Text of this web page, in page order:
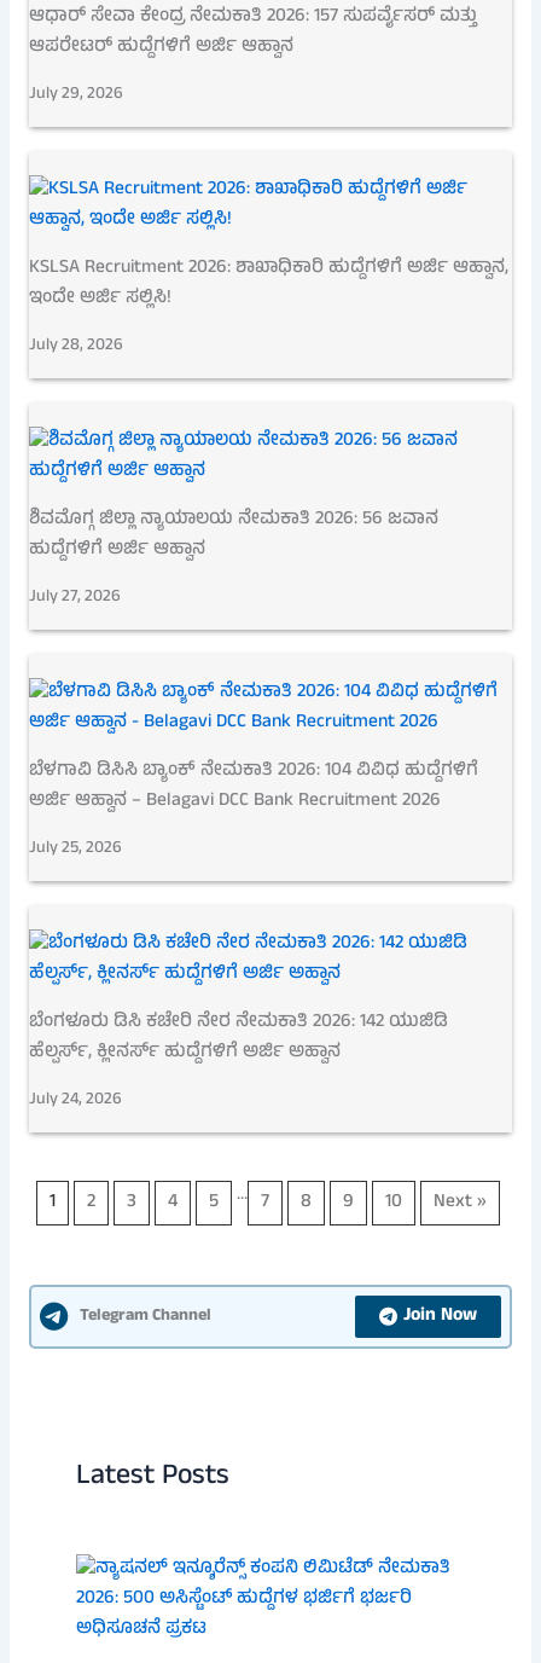
ಆಧಾರ್ ಸೇವಾ ಕೇಂದ್ರ ನೇಮಕಾತಿ 2026: 157 ಸುಪರ್ವೈಸರ್ ಮತ್ತು
ಆಪರೇಟರ್ ಹುದ್ದೆಗಳಿಗೆ ಅರ್ಜಿ ಆಹ್ವಾನ
July 29, 2026
KSLSA Recruitment 2026: ಶಾಖಾಧಿಕಾರಿ ಹುದ್ದೆಗಳಿಗೆ ಅರ್ಜಿ ಆಹ್ವಾನ,
ಇಂದೇ ಅರ್ಜಿ ಸಲ್ಲಿಸಿ!
July 28, 2026
ಶಿವಮೊಗ್ಗ ಜಿಲ್ಲಾ ನ್ಯಾಯಾಲಯ ನೇಮಕಾತಿ 2026: 56 ಜವಾನ
ಹುದ್ದೆಗಳಿಗೆ ಅರ್ಜಿ ಆಹ್ವಾನ
July 27, 2026
ಬೆಳಗಾವಿ ಡಿಸಿಸಿ ಬ್ಯಾಂಕ್ ನೇಮಕಾತಿ 2026: 104 ವಿವಿಧ ಹುದ್ದೆಗಳಿಗೆ
ಅರ್ಜಿ ಆಹ್ವಾನ – Belagavi DCC Bank Recruitment 2026
July 25, 2026
ಬೆಂಗಳೂರು ಡಿಸಿ ಕಚೇರಿ ನೇರ ನೇಮಕಾತಿ 2026: 142 ಯುಜಿಡಿ
ಹೆಲ್ಪರ್ಸ್, ಕ್ಲೀನರ್ಸ್ ಹುದ್ದೆಗಳಿಗೆ ಅರ್ಜಿ ಅಹ್ವಾನ
July 24, 2026
1 2 3 4 5 … 7 8 9 10 Next »
Telegram Channel Join Now
Latest Posts